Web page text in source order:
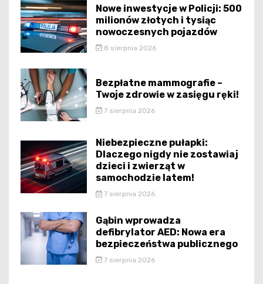
Nowe inwestycje w Policji: 500
milionów złotych i tysiąc
nowoczesnych pojazdów
8 sierpnia 2026
Bezpłatne mammografie –
Twoje zdrowie w zasięgu ręki!
7 sierpnia 2026
Niebezpieczne pułapki:
Dlaczego nigdy nie zostawiaj
dzieci i zwierząt w
samochodzie latem!
7 sierpnia 2026
Gąbin wprowadza
defibrylator AED: Nowa era
bezpieczeństwa publicznego
7 sierpnia 2026